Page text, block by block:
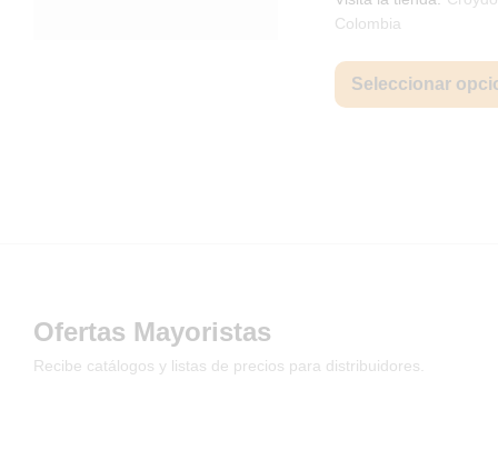
Colombia
Seleccionar
Ofertas Mayoristas
Recibe catálogos y listas de precios para distribuidores.